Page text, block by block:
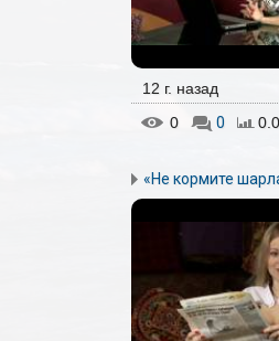
12 г. назад
0
0 0.0
«Не кормите